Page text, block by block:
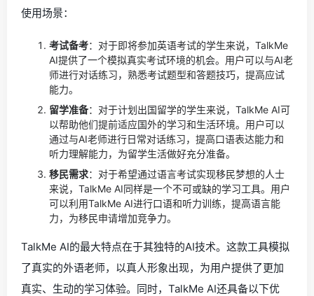
使用场景：
考试备考：对于即将参加英语考试的学生来说，TalkMe
AI提供了一个模拟真实考试环境的机会。用户可以与AI老
师进行对话练习，熟悉考试题型和答题技巧，提高应试
能力。
留学准备：对于计划出国留学的学生来说，TalkMe AI可
以帮助他们提前适应国外的学习和生活环境。用户可以
通过与AI老师进行日常对话练习，提高口语表达能力和
听力理解能力，为留学生活做好充分准备。
移民需求：对于希望通过语言考试实现移民梦想的人士
来说，TalkMe AI同样是一个不可或缺的学习工具。用户
可以利用TalkMe AI进行口语和听力训练，提高语言能
力，为移民申请增加竞争力。
TalkMe AI的最大特点在于其独特的AI技术。这款工具模拟
了真实的外语老师，以真人形象出现，为用户提供了更加
真实、生动的学习体验。同时，TalkMe AI还具备以下优